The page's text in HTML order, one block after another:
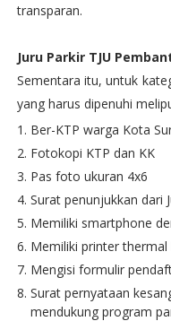
transparan.
Juru Parkir TJU
Sementara itu, untuk
yang harus dipenuhi
Ber-KTP warga Kota
Fotokopi KTP dan KK
Pas foto ukuran 4x6
Surat penunjukkan dari
Memiliki smartphone
Memiliki printer
Mengisi formulir
Surat pernyataan
mendukung program